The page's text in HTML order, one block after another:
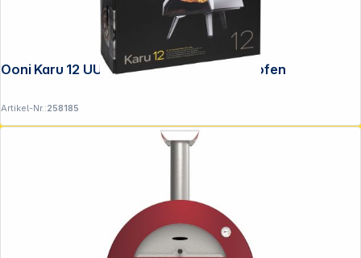
Ooni Karu 12 UU-P32D00 Outdoor-Pizzaofen
Artikel-Nr.:258185